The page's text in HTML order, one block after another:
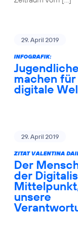
29. April 2019
INFOGRAFIK:
machen
digitale
29. April 2019
ZITAT VALENTINA
Der
der
unsere